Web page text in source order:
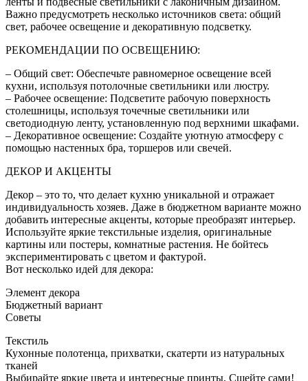
Важно предусмотреть несколько источников света: общий
свет, рабочее освещение и декоративную подсветку.
РЕКОМЕНДАЦИИ ПО ОСВЕЩЕНИЮ:
– Общий свет: Обеспечьте равномерное освещение всей
кухни, используя потолочные светильники или люстру.
– Рабочее освещение: Подсветите рабочую поверхность
столешницы, используя точечные светильники или
светодиодную ленту, установленную под верхними шкафами.
– Декоративное освещение: Создайте уютную атмосферу с
помощью настенных бра, торшеров или свечей.
ДЕКОР И АКЦЕНТЫ
Декор – это то, что делает кухню уникальной и отражает
индивидуальность хозяев. Даже в бюджетном варианте можно
добавить интересные акценты, которые преобразят интерьер.
Используйте яркие текстильные изделия, оригинальные
картины или постеры, комнатные растения. Не бойтесь
экспериментировать с цветом и фактурой.
Вот несколько идей для декора:
Элемент декора
Бюджетный вариант
Советы
Текстиль
Кухонные полотенца, прихватки, скатерти из натуральных
тканей
Выбирайте яркие цвета и интересные принты. Сшейте сами!